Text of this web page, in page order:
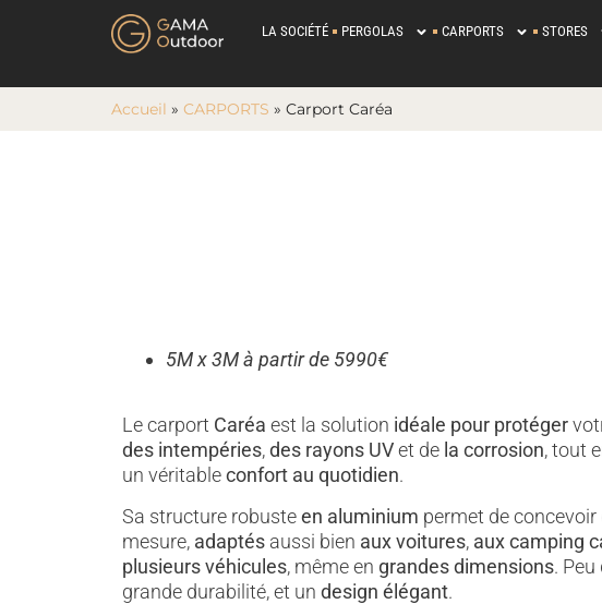
LA SOCIÉTÉ PERGOLAS CARPORTS STORES
Accueil » CARPORTS » Carport Caréa
5M x 3M à partir de 5990€
Le carport Caréa est la solution idéale pour protéger
des intempéries,des rayons UVet de la corrosion, tout
un véritableconfort au quotidien.
Sa structure robusteen aluminium permet de
mesure, adaptés aussi bien aux voitures, aux camping
plusieurs véhicules, même en grandes dimensions. Peu
grande durabilité, et un design élégant.